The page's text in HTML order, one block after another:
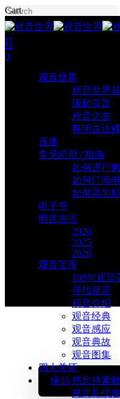
Skip
to
main
content
Close
Search
search
account
0
观音世界
观音世界
缘起宗旨
观音之友
释明吉法师
直播
常见问题 / 指南
如何进行
如何订阅
如何添加
电子书
明言吉语
2026
2025
2020
观音宝库
108句观音
寻找观音
观音介绍
观音经典
观音感应
观音典故
观音图集
四大关怀
慈悲持素
慈悲礼仪
CartClose
Cart
缘起